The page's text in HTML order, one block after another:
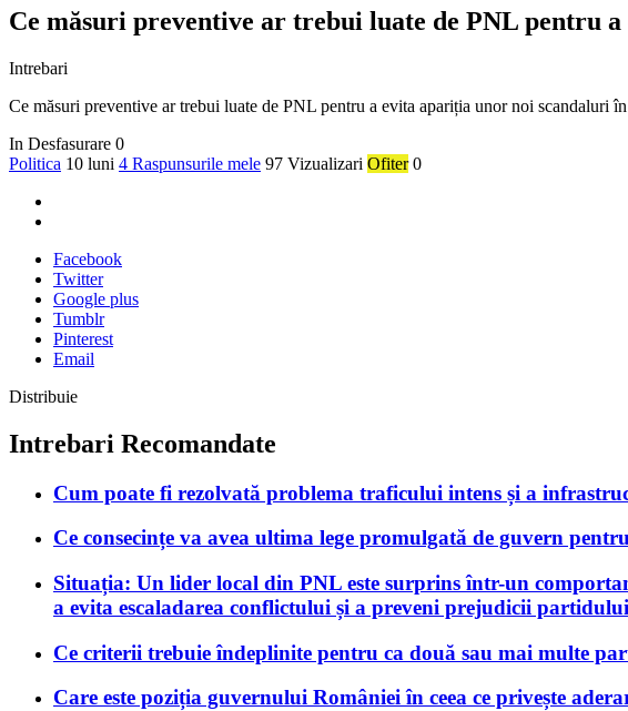
Ce măsuri preventive ar trebui luate de PNL pentru
Intrebari
Ce măsuri preventive ar trebui luate de PNL pentru a evita apariția unor noi scandaluri
In Desfasurare 0
Politica 10 luni 4 Raspunsurile mele 97 Vizualizari Ofiter 0
Facebook
Twitter
Google plus
Tumblr
Pinterest
Email
Distribuie
Intrebari Recomandate
Cum poate fi rezolvată problema traficului intens și a
Ce consecințe va avea ultima lege promulgată de guvern
Situația: Un lider local din PNL este surprins într-un
a evita escaladarea conflictului și a preveni prejudicii
Ce criterii trebuie îndeplinite pentru ca două sau mai multe
Care este poziția guvernului României în ceea ce privește